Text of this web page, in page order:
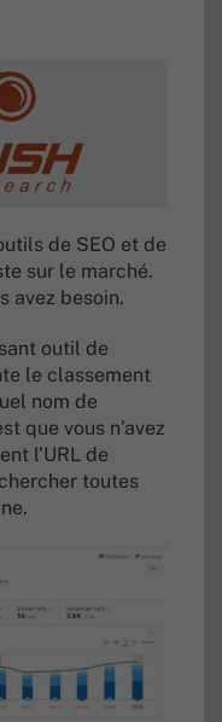
de SEO et de
sur le marché.
avez besoin.
outil de
le classement
nom de
que vous n’avez
l’URL de
toutes